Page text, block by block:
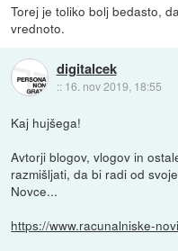
Torej je toliko bolj bedasto,
vrednoto.
digitalcek
:: 16. nov 2019, 18:55
Kaj hujšega!
Avtorji blogov, vlogov in
razmišljati, da bi radi od
Novce...
https://www.racunalniske-